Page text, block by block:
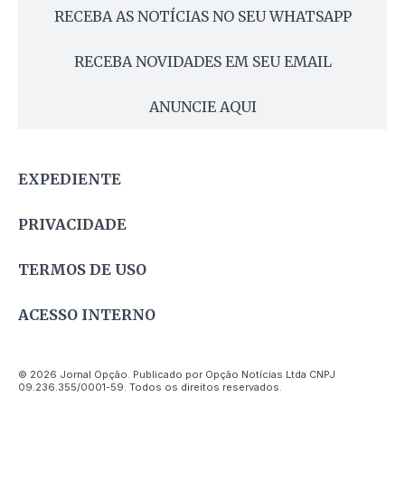
RECEBA AS NOTÍCIAS NO SEU WHATSAPP
RECEBA NOVIDADES EM SEU EMAIL
ANUNCIE AQUI
EXPEDIENTE
PRIVACIDADE
TERMOS DE USO
ACESSO INTERNO
© 2026 Jornal Opção. Publicado por Opção Notícias Ltda CNPJ
09.236.355/0001-59. Todos os direitos reservados.